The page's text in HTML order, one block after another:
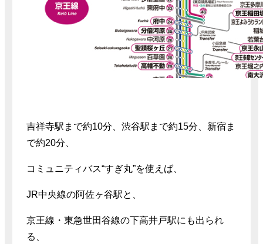
吉祥寺駅まで約10分、渋谷駅まで約15分、新宿ま
で約20分、
コミュニティバス“すぎ丸”を使えば、
JR中央線の阿佐ヶ谷駅と、
京王線・東急世田谷線の下高井戸駅にも出られ
る、